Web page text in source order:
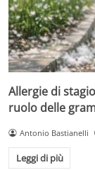
Allergie di
ruolo delle
Antonio Bastianelli
Leggi di più